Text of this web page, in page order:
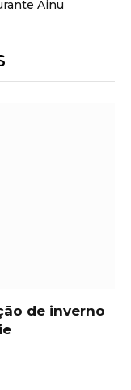
Ainu
de inverno